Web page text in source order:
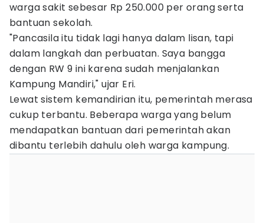
warga sakit sebesar Rp 250.000 per orang serta
bantuan sekolah.
"Pancasila itu tidak lagi hanya dalam lisan, tapi
dalam langkah dan perbuatan. Saya bangga
dengan RW 9 ini karena sudah menjalankan
Kampung Mandiri," ujar Eri.
Lewat sistem kemandirian itu, pemerintah merasa
cukup terbantu. Beberapa warga yang belum
mendapatkan bantuan dari pemerintah akan
dibantu terlebih dahulu oleh warga kampung.